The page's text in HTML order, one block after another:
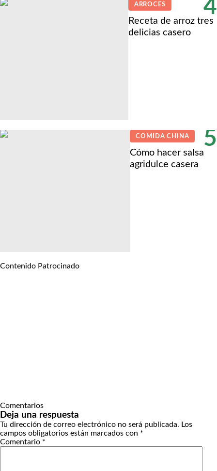
4
ARROCES
Receta de arroz tres
delicias casero
5
COMIDA CHINA
Cómo hacer salsa
agridulce casera
Contenido Patrocinado
Comentarios
Deja una respuesta
Tu dirección de correo electrónico no será publicada. Los
campos obligatorios están marcados con *
Comentario *